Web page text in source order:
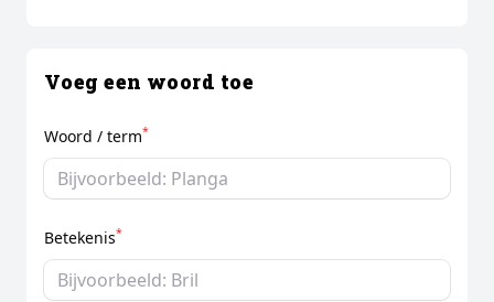
Voeg een woord toe
Woord / term*
Betekenis*